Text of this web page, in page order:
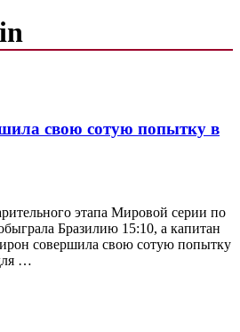
свою сотую попытку в
этапа Мировой серии по
Бразилию 15:10, а капитан
совершила свою сотую попытку
…